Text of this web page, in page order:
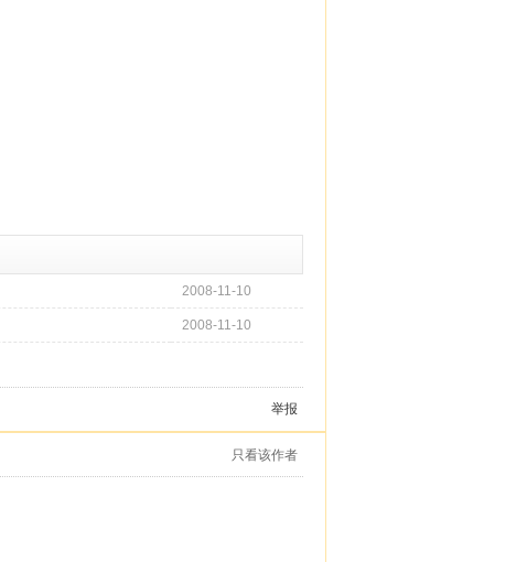
2008-11-10
2008-11-10
举报
只看该作者